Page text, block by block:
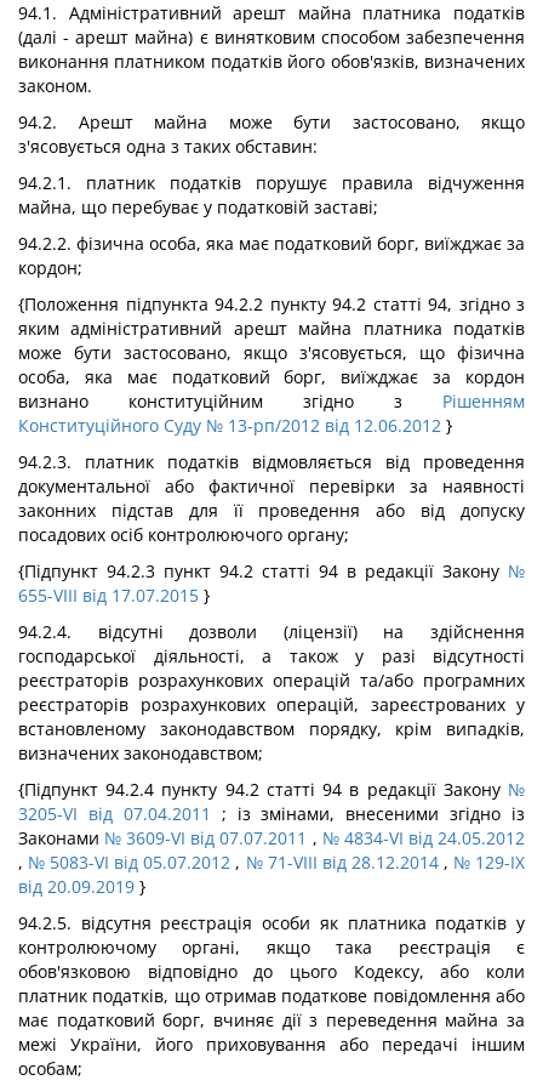
94.1. Адміністративний арешт майна платника податків
(далі - арешт майна) є винятковим способом забезпечення
виконання платником податків його обов'язків, визначених
законом.
94.2. Арешт майна може бути застосовано, якщо
з'ясовується одна з таких обставин:
94.2.1. платник податків порушує правила відчуження
майна, що перебуває у податковій заставі;
94.2.2. фізична особа, яка має податковий борг, виїжджає за
кордон;
{Положення підпункта 94.2.2 пункту 94.2 статті 94, згідно з
яким адміністративний арешт майна платника податків
може бути застосовано, якщо з'ясовується, що фізична
особа, яка має податковий борг, виїжджає за кордон
визнано конституційним згідно з Рішенням
Конституційного Суду № 13-рп/2012 від 12.06.2012 }
94.2.3. платник податків відмовляється від проведення
документальної або фактичної перевірки за наявності
законних підстав для її проведення або від допуску
посадових осіб контролюючого органу;
{Підпункт 94.2.3 пункт 94.2 статті 94 в редакції Закону №
655-VIII від 17.07.2015 }
94.2.4. відсутні дозволи (ліцензії) на здійснення
господарської діяльності, а також у разі відсутності
реєстраторів розрахункових операцій та/або програмних
реєстраторів розрахункових операцій, зареєстрованих у
встановленому законодавством порядку, крім випадків,
визначених законодавством;
{Підпункт 94.2.4 пункту 94.2 статті 94 в редакції Закону №
3205-VI від 07.04.2011
; із змінами, внесеними згідно із
Законами № 3609-VI від 07.07.2011 , № 4834-VI від 24.05.2012
, № 5083-VI від 05.07.2012 , № 71-VIII від 28.12.2014, № 129-IX
від 20.09.2019 }
94.2.5. відсутня реєстрація особи як платника податків у
контролюючому органі, якщо така реєстрація є
обов'язковою відповідно до цього Кодексу, або коли
платник податків, що отримав податкове повідомлення або
має податковий борг, вчиняє дії з переведення майна за
межі України, його приховування або передачі іншим
особам;